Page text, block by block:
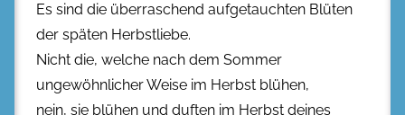
Es sind die überraschend aufgetauchten Blüten
der späten Herbstliebe.
Nicht die, welche nach dem Sommer
ungewöhnlicher Weise im Herbst blühen,
nein, sie blühen und duften im Herbst deines